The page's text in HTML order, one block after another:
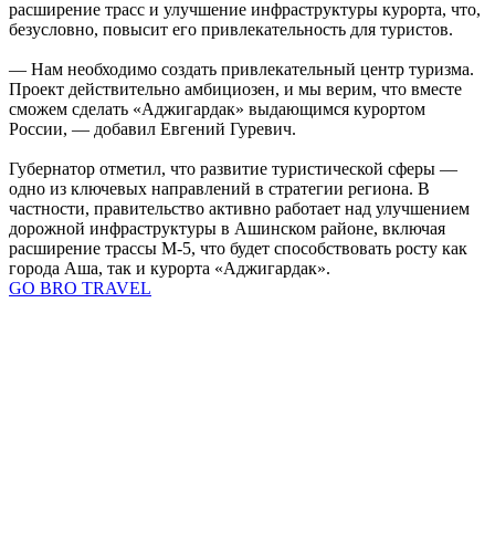
расширение трасс и улучшение инфраструктуры курорта, что,
безусловно, повысит его привлекательность для туристов.
— Нам необходимо создать привлекательный центр туризма.
Проект действительно амбициозен, и мы верим, что вместе
сможем сделать «Аджигардак» выдающимся курортом
России, — добавил Евгений Гуревич.
Губернатор отметил, что развитие туристической сферы —
одно из ключевых направлений в стратегии региона. В
частности, правительство активно работает над улучшением
дорожной инфраструктуры в Ашинском районе, включая
расширение трассы М-5, что будет способствовать росту как
города Аша, так и курорта «Аджигардак».
GO BRO TRAVEL